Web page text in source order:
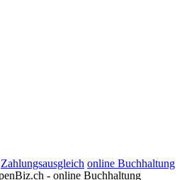
Zahlungsausgleich online Buchhaltung